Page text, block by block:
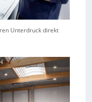
Unterdruck direkt